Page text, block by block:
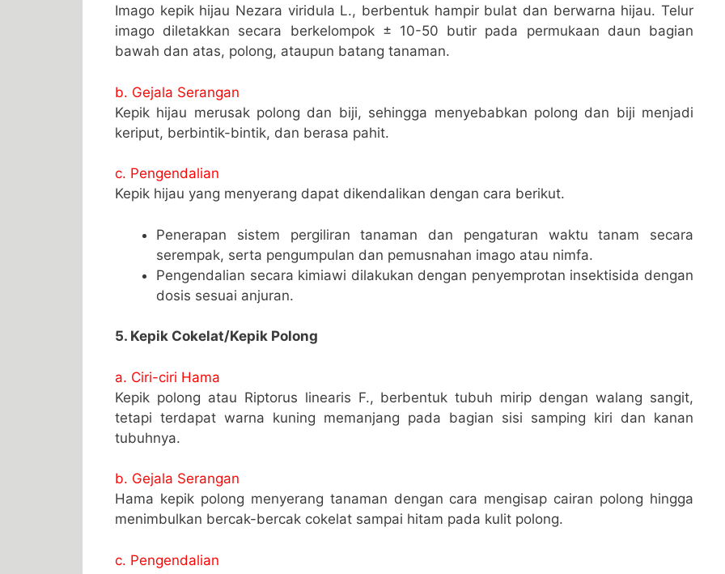
Imago kepik hijau Nezara viridula L., berbentuk hampir bulat dan berwarna hijau. Telur
imago diletakkan secara berkelompok ± 10-50 butir pada permukaan daun bagian
bawah dan atas, polong, ataupun batang tanaman.
b. Gejala Serangan
Kepik hijau merusak polong dan biji, sehingga menyebabkan polong dan biji menjadi
keriput, berbintik-bintik, dan berasa pahit.
c. Pengendalian
Kepik hijau yang menyerang dapat dikendalikan dengan cara berikut.
Penerapan sistem pergiliran tanaman dan pengaturan waktu tanam secara
serempak, serta pengumpulan dan pemusnahan imago atau nimfa.
Pengendalian secara kimiawi dilakukan dengan penyemprotan insektisida dengan
dosis sesuai anjuran.
5. Kepik Cokelat/Kepik Polong
a. Ciri-ciri Hama
Kepik polong atau Riptorus linearis F., berbentuk tubuh mirip dengan walang sangit,
tetapi terdapat warna kuning memanjang pada bagian sisi samping kiri dan kanan
tubuhnya.
b. Gejala Serangan
Hama kepik polong menyerang tanaman dengan cara mengisap cairan polong hingga
menimbulkan bercak-bercak cokelat sampai hitam pada kulit polong.
c. Pengendalian